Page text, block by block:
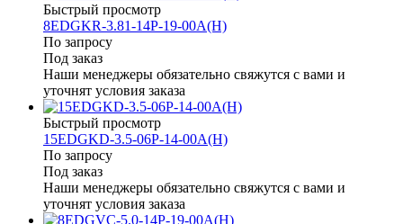
Быстрый просмотр
8EDGKR-3.81-14P-19-00A(H)
По запросу
Под заказ
Наши менеджеры обязательно свяжутся с вами и
уточнят условия заказа
Быстрый просмотр
15EDGKD-3.5-06P-14-00A(H)
По запросу
Под заказ
Наши менеджеры обязательно свяжутся с вами и
уточнят условия заказа